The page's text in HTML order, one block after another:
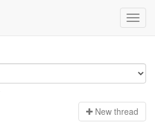
New thread